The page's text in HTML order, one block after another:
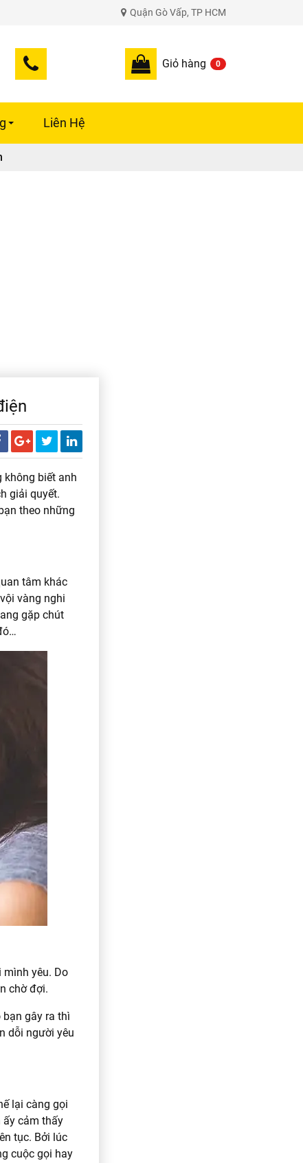
Quận Gò Vấp, TP HCM
Giỏ hàng 0
Liên Hệ
không biết anh
giải quyết.
theo những
tâm khác
vàng nghi
gặp chút
yêu. Do
chờ đợi.
gây ra thì
dỗi người yêu
lại càng gọi
ấy cảm thấy
tục. Bởi lúc
cuộc gọi hay